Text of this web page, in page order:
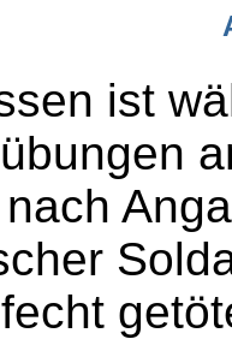
ist